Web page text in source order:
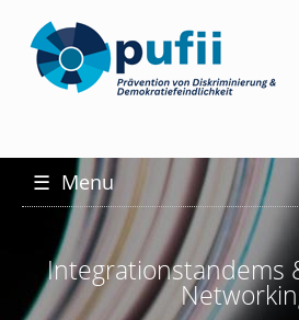
☰ Menu
Integrationstandems